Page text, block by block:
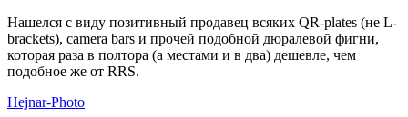
Нашелся с виду позитивный продавец всяких QR-plates (не L-
brackets), camera bars и прочей подобной дюралевой фигни,
которая раза в полтора (а местами и в два) дешевле, чем
подобное же от RRS.
Hejnar-Photo